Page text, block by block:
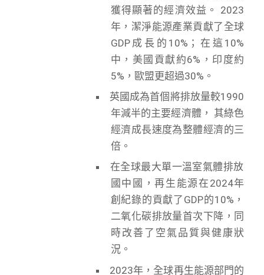
獲得顯著的經濟效益。 2023
年，潔淨能源產業貢獻了全球
GDP成長的10%；在這10%
中，美國貢獻約6%，印度約
5%，歐盟更超過30%。
英國成為首個將排放量較1990
年減半的主要經濟體， 其綠色
經濟成長速度為整體經濟的三
倍。
在全球最大單一溫室氣體排放
國中國，再生能源在2024年
創紀錄的貢獻了GDP的10%，
二氧化碳排放量首次下降，同
時改善了空氣品質與健康狀
況。
2023年，全球再生能源部門的